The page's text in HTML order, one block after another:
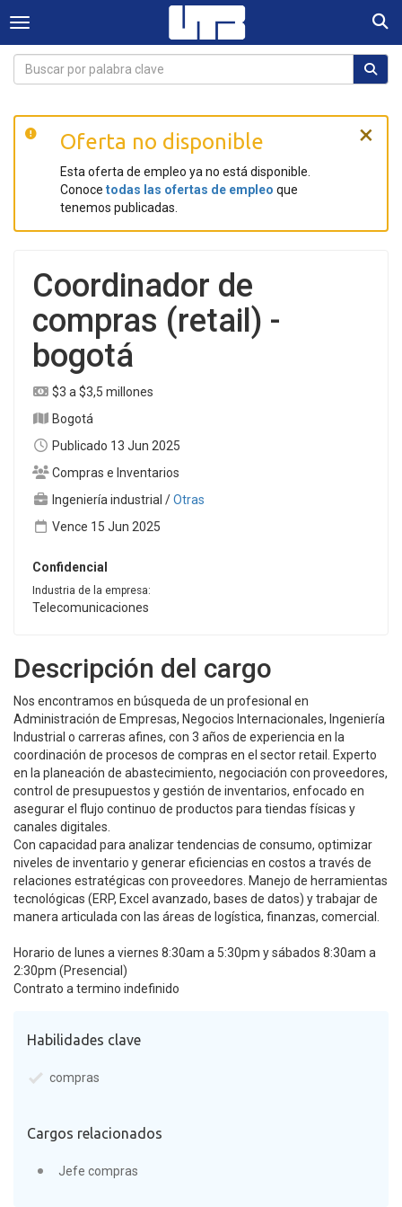
Toggle navigation
Oferta no disponible
Esta oferta de empleo ya no está disponible.
Conoce todas las ofertas de empleo que
tenemos publicadas.
×
Coordinador de
compras (retail) -
bogotá
$3 a $3,5 millones
Bogotá
Publicado 13 Jun 2025
Compras e Inventarios
Ingeniería industrial /Otras
Vence 15 Jun 2025
Confidencial
Industria de la empresa:
Telecomunicaciones
Descripción del cargo
Nos encontramos en búsqueda de un profesional en
Administración de Empresas, Negocios Internacionales, Ingeniería
Industrial o carreras afines, con 3 años de experiencia en la
coordinación de procesos de compras en el sector retail. Experto
en la planeación de abastecimiento, negociación con proveedores,
control de presupuestos y gestión de inventarios, enfocado en
asegurar el flujo continuo de productos para tiendas físicas y
canales digitales.
Con capacidad para analizar tendencias de consumo, optimizar
niveles de inventario y generar eficiencias en costos a través de
relaciones estratégicas con proveedores. Manejo de herramientas
tecnológicas (ERP, Excel avanzado, bases de datos) y trabajar de
manera articulada con las áreas de logística, finanzas, comercial.
Horario de lunes a viernes 8:30am a 5:30pm y sábados 8:30am a
2:30pm (Presencial)
Contrato a termino indefinido
Habilidades clave
compras
Cargos relacionados
Jefe compras